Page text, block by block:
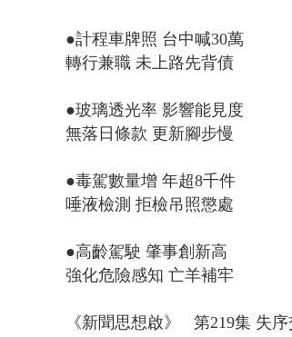
●計程車牌照 台中喊30萬
轉行兼職 未上路先背債
●玻璃透光率 影響能見度
無落日條款 更新腳步慢
●毒駕數量增 年超8千件
唾液檢測 拒檢吊照懲處
●高齡駕駛 肇事創新高
強化危險感知 亡羊補牢
《新聞思想啟》 第219集 失序